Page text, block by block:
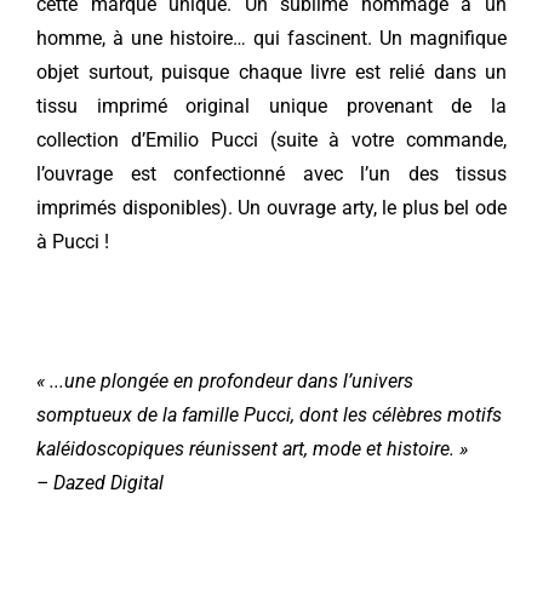
cette marque unique. Un sublime hommage à un
homme, à une histoire… qui fascinent. Un magnifique
objet surtout, puisque chaque livre est relié dans un
tissu imprimé original unique provenantde la
collection d’Emilio Pucci (suite à votre commande,
l’ouvrage est confectionné avec l’un des tissus
imprimés disponibles). Un ouvrage arty, le plus bel ode
à Pucci !
« ...une plongée en profondeur dans l’univers
somptueux de la famille Pucci, dont les célèbres motifs
kaléidoscopiques réunissent art, mode et histoire. »
– Dazed Digital